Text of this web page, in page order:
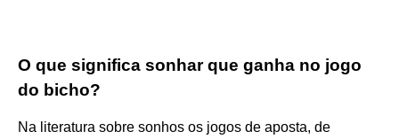
O que significa sonhar que ganha no jogo
do bicho?
Na literatura sobre sonhos os jogos de aposta, de